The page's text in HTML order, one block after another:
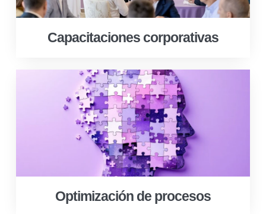
Capacitaciones corporativas
Optimización de procesos